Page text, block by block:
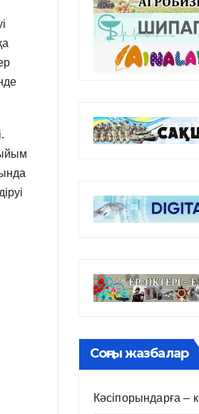
Соңғы жазбалар
Кәсіпорындарға –